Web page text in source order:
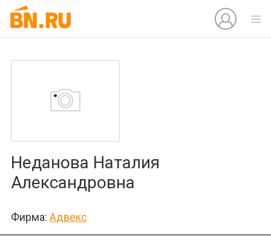
Неданова Наталия
Александровна
Фирма: Адвекс